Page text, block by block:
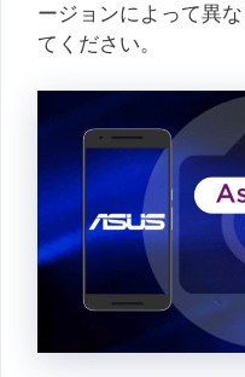
ージョンによって異
てください。